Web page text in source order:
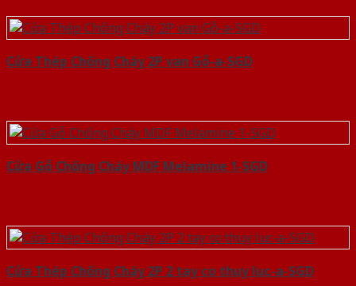
Cửa Thép Chống Cháy 2P van Gỗ-a-SGD
Cửa Gỗ Chống Cháy MDF Melamine 1-SGD
Cửa Thép Chống Cháy 2P 2 tay co thuy luc-a-SGD